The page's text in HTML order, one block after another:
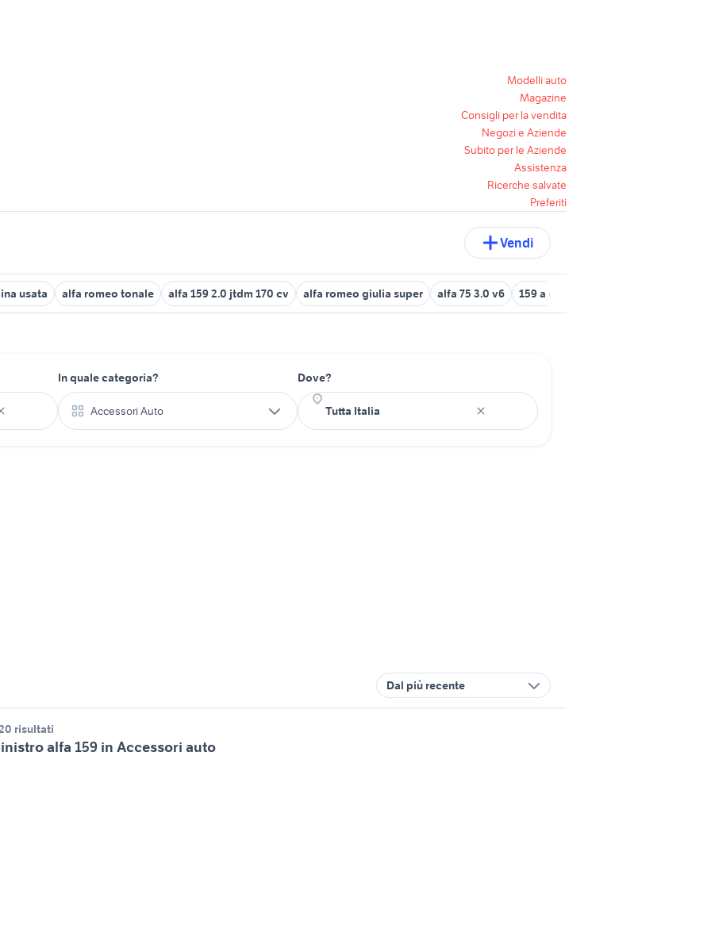
Modelli auto
Magazine
Consigli per la vendita
Negozi e Aziende
Subito per le Aziende
Assistenza
Ricerche salvate
Preferiti
Vendi
usata alfa romeo tonale alfa 159 2.0 jtdm 170 cv alfa romeo giulia super alfa 75 3.0 v6 159 a caserta e provincia
In quale categoria?
Accessori Auto
Dove?
Dal più recente
risultati
alfa 159 in Accessori auto